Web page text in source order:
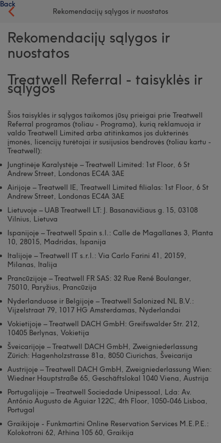
Back
Rekomendacijų sąlygos ir nuostatos
Rekomendacijų sąlygos ir
nuostatos
Treatwell Referral - taisyklės ir
sąlygos
Šios taisyklės ir sąlygos taikomos jūsų prieigai prie Treatwell
Referral programos (toliau - Programa), kurią reklamuoja ir
valdo Treatwell Limited arba atitinkamos jos dukterinės
įmonės, licencijų turėtojai ir susijusios bendrovės (toliau kartu -
Treatwell):
Jungtinėje Karalystėje – Treatwell Limited: 1st Floor, 6 St
Andrew Street, Londonas EC4A 3AE
Airijoje – Treatwell IE, Treatwell Limited filialas: 1st Floor, 6 St
Andrew Street, Londonas EC4A 3AE
Lietuvoje – UAB Treatwell LT: J. Basanavičiaus g. 15, 03108
Vilnius, Lietuva
Ispanijoje – Treatwell Spain s.l.: Calle de Magallanes 3, Planta
10, 28015, Madridas, Ispanija
Italijoje – Treatwell IT s.r.l.: Via Carlo Farini 41, 20159,
Milanas, Italija
Prancūzijoje – Treatwell FR SAS: 32 Rue René Boulanger,
75010, Paryžius, Prancūzija
Nyderlanduose ir Belgijoje – Treatwell Salonized NL B.V.:
Vijzelstraat 79, 1017 HG Amsterdamas, Nyderlandai
Vokietijoje – Treatwell DACH GmbH: Greifswalder Str. 212,
10405 Berlynas, Vokietija
Šveicarijoje – Treatwell DACH GmbH, Zweigniederlassung
Zürich: Hagenholzstrasse 81a, 8050 Ciurichas, Šveicarija
Austrijoje – Treatwell DACH GmbH, Zweigniederlassung Wien:
Wiedner Hauptstraße 65, Geschäftslokal 1040 Viena, Austrija
Portugalijoje – Treatwell Sociedade Unipessoal, Lda: Av.
António Augusto de Aguiar 122C, 4th Floor, 1050-046 Lisboa,
Portugal
Graikijoje - Funkmartini Online Reservation Services M.E.P.E.:
Kolokotroni 62, Athina 105 60, Graikija